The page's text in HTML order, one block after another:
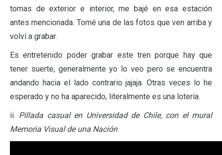
tomas de exterior e interior, me bajé en esa estación
antes mencionada. Tomé una de las fotos que ven arriba y
volví a grabar.
Es entretenido poder grabar este tren porque hay que
tener suerte, generalmente yo lo veo pero se encuentra
andando hacia el lado contrario jajaja. Otras veces lo he
esperado y no ha aparecido, literalmente es una lotería.
ii. Pillada casual en Universidad de Chile, con el mural
Memoria Visual de una Nación